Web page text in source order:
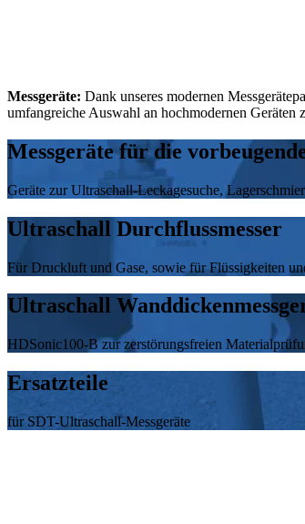
Messgeräte: Dank unseres modernen
umfangreiche Auswahl an hochmodernen Geräten
Messgeräte für die
Geräte zur Ultraschall-Leckagesuche,
Ultraschall Durchflussmesser
Für Druckluft und Gase, sowie für Flüssigkeiten
Ultraschall
HDSonic100-B zur zerstörungsfreien
Ersatzteile
für SDT-Ultraschall-Messgeräte